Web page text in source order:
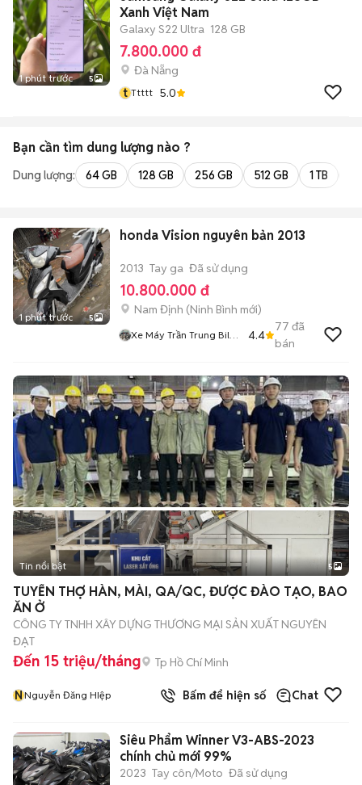
1 phút trước 5
Xanh Việt Nam
Galaxy S22 Ultra 128 GB
7.800.000 đ
Đà Nẵng
t Ttttt 5.0
Bạn cần tìm dung lượng nào ?
Dung lượng: 64 GB 128 GB 256 GB 512 GB 1 TB
1 phút trước 5
honda Vision nguyên bản 2013
2013 Tay ga Đã sử dụng
10.800.000 đ
Nam Định (Ninh Bình mới)
Xe Máy Trần Trung Bil
4.4
77 đã
bán
Tin nổi bật 5
TUYỂN THỢ HÀN, MÀI, QA/QC, ĐƯỢC ĐÀO TẠO, BAO
ĂN Ở
CÔNG TY TNHH XÂY DỰNG THƯƠNG MẠI SẢN XUẤT NGUYÊN
ĐẠT
Đến 15 triệu/tháng Tp Hồ Chí Minh
NNguyễn Đăng HIệp Bấm để hiện số Chat
Siêu Phẩm Winner V3-ABS-2023
chính chủ mới 99%
2023 Tay côn/Moto Đã sử dụng